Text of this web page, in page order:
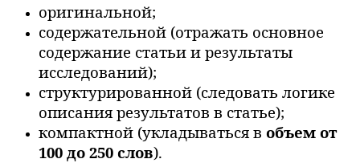
оригинальной;
содержательной (отражать основное
содержание статьи и результаты
исследований);
структурированной (следовать логике
описания результатов в статье);
компактной (укладываться в объем от
100 до 250 слов).